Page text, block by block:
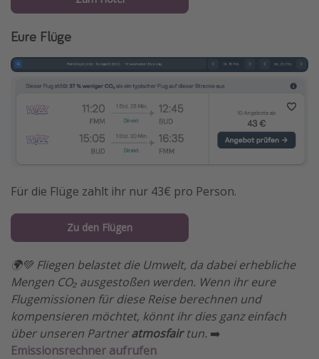
Eure Flüge
Für die Flüge zahlt ihr nur 43€ pro Person.
Zu den Flügen
🌍💚 Fliegen belastet die Umwelt, da dabei erhebliche
Mengen CO₂ ausgestoßen werden. Wenn ihr eure
Flugemissionen für diese Reise berechnen und
kompensieren möchtet, könnt ihr dies ganz einfach
über unseren Partneratmosfairtun. ➡️
Emissionsrechner aufrufen